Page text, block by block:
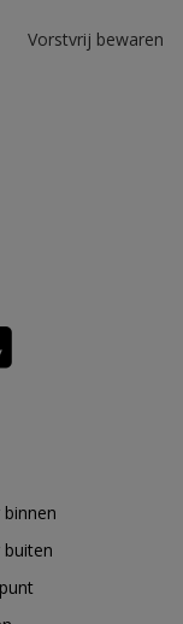
Vorstvrij bewaren